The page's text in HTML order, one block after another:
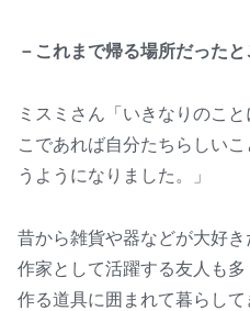
－これまで帰る場所だった
ミスミさん「いきなりのこ
こであれば自分たちらしい
うようになりました。」
昔から雑貨や器などが大好
作家として活躍する友人も
作る道具に囲まれて暮らし